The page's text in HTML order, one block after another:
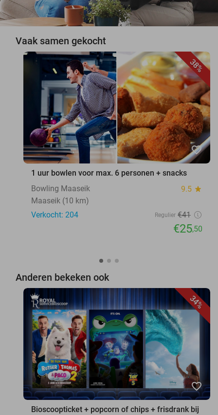
Vaak samen gekocht
38%
favorite_border
1 uur bowlen voor max. 6 personen + snacks
Bowling Maaseik
9.5 star
Maaseik (10 km)
Verkocht: 204
Regulier €41
€25,50
Anderen bekeken ook
34%
favorite_border
Bioscoopticket + popcorn of chips + frisdrank bij